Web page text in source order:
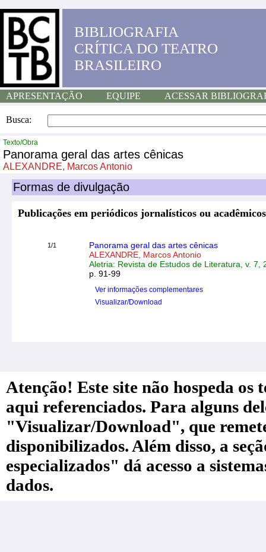
BIBLIOGRAFIA
CRÍTICA DO TEATRO
BRASILEIRO
APRESENTAÇÃO EQUIPE ACESSAR
Busca:
Texto/Obra
Panorama geral das artes cênicas
ALEXANDRE, Marcos Antonio
Formas de divulgação
Publicações em periódicos jornalísticos ou acadêmicos
1/1
Panorama geral das artes cênicas
ALEXANDRE, Marcos Antonio
Aletria: Revista de Estudos de Literatura, v. 7,
p. 91-99
Ver informações complementares
Visualizar/Download
Atenção! Este site não hospeda
aqui referenciados. Para alguns
"Visualizar/Download", que
disponibilizados. Além disso, a
especializados" dá acesso a
dados.